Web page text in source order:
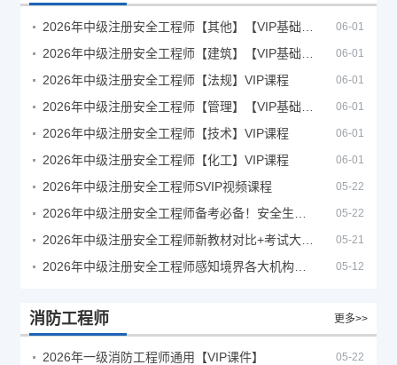
06-01
06-01
2026年中级注册安全工程师【法规】VIP课程 06-01
06-01
2026年中级注册安全工程师【技术】VIP课程 06-01
2026年中级注册安全工程师【化工】VIP课程 06-01
2026年中级注册安全工程师SVIP视频课程 05-22
05-22
05-21
05-12
消防工程师 更多>>
2026年一级消防工程师通用【VIP课件】 05-22